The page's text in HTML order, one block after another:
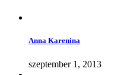
Anna Karenina
szeptember 1, 2013